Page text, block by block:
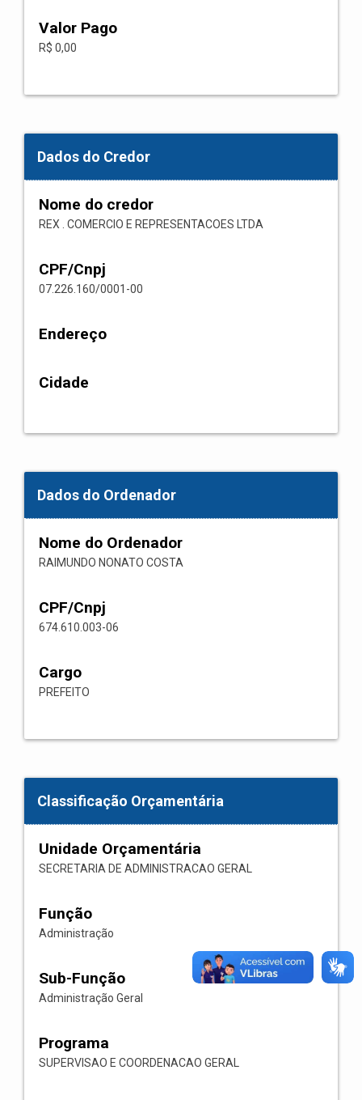
Valor Pago
R$ 0,00
Dados do Credor
Nome do credor
REX . COMERCIO E REPRESENTACOES LTDA
CPF/Cnpj
07.226.160/0001-00
Endereço
Cidade
Dados do Ordenador
Nome do Ordenador
RAIMUNDO NONATO COSTA
CPF/Cnpj
674.610.003-06
Cargo
PREFEITO
Classificação Orçamentária
Unidade Orçamentária
SECRETARIA DE ADMINISTRACAO GERAL
Função
Administração
Sub-Função
Administração Geral
Programa
SUPERVISAO E COORDENACAO GERAL